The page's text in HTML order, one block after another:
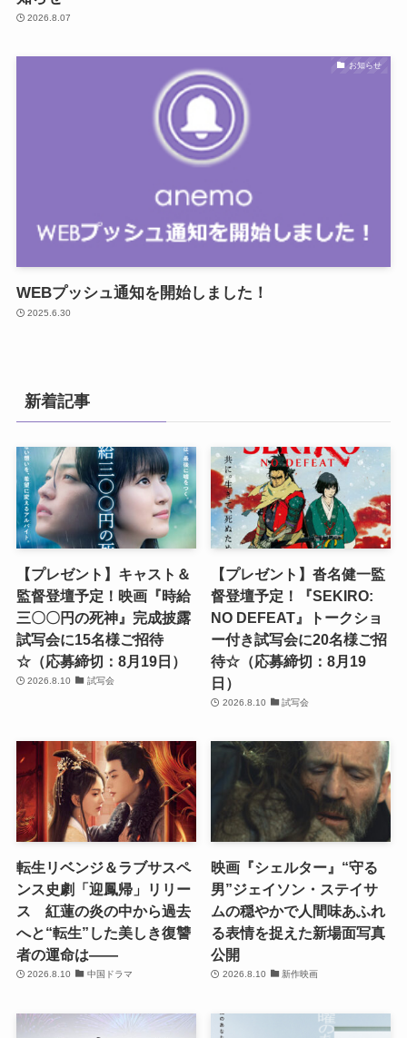
2026.8.07
お知らせ
WEBプッシュ通知を開始しました！
2025.6.30
新着記事
【プレゼント】キャスト＆
監督登壇予定！映画『時給
三〇〇円の死神』完成披露
試写会に15名様ご招待
☆（応募締切：8月19日）
2026.8.10 試写会
【プレゼント】沓名健一監
督登壇予定！『SEKIRO:
NO DEFEAT』トークショ
ー付き試写会に20名様ご招
待☆（応募締切：8月19
日）
2026.8.10 試写会
転生リベンジ＆ラブサスペ
ンス史劇「迎鳳帰」リリー
ス 紅蓮の炎の中から過去
へと“転生”した美しき復讐
者の運命は――
2026.8.10 中国ドラマ
映画『シェルター』“守る
男”ジェイソン・ステイサ
ムの穏やかで人間味あふれ
る表情を捉えた新場面写真
公開
2026.8.10 新作映画